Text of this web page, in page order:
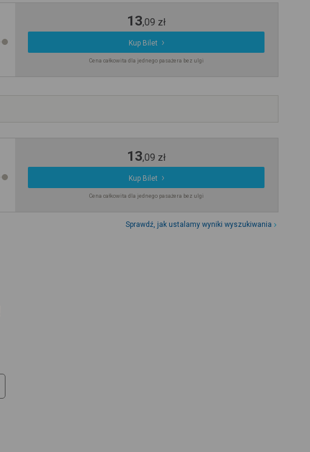
13,09 zł
Kup Bilet
Cena całkowita dla jednego pasażera bez ulgi
13,09 zł
Kup Bilet
Cena całkowita dla jednego pasażera bez ulgi
Sprawdź, jak ustalamy wyniki wyszukiwania